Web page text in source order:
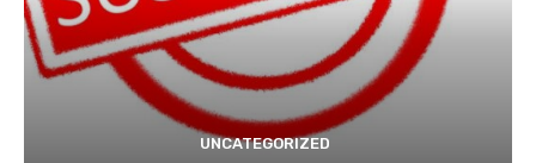
UNCATEGORIZED